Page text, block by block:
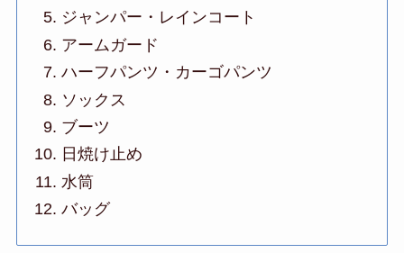
ジャンパー・レインコート
アームガード
ハーフパンツ・カーゴパンツ
ソックス
ブーツ
日焼け止め
水筒
バッグ